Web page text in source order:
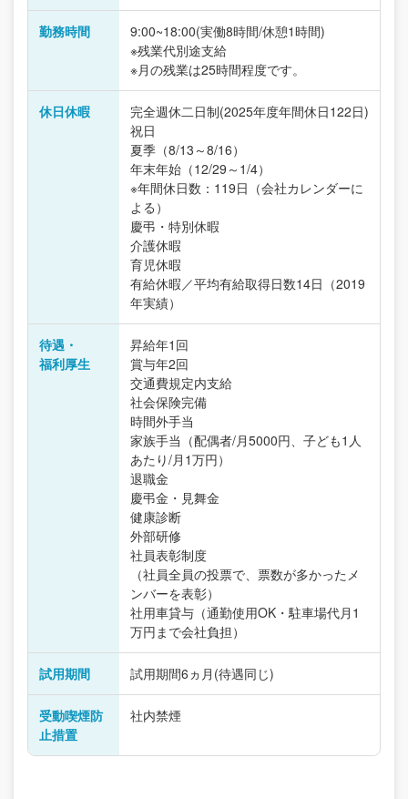
勤務時間
9:00~18:00(実働8時間/休憩1時間)
※残業代別途支給
※月の残業は25時間程度です。
休日休暇
完全週休二日制(2025年度年間休日122日)
祝日
夏季（8/13～8/16）
年末年始（12/29～1/4）
※年間休日数：119日（会社カレンダーに
よる）
慶弔・特別休暇
介護休暇
育児休暇
有給休暇／平均有給取得日数14日（2019
年実績）
待遇・
福利厚生
昇給年1回
賞与年2回
交通費規定内支給
社会保険完備
時間外手当
家族手当（配偶者/月5000円、子ども1人
あたり/月1万円）
退職金
慶弔金・見舞金
健康診断
外部研修
社員表彰制度
（社員全員の投票で、票数が多かったメ
ンバーを表彰）
社用車貸与（通勤使用OK・駐車場代月1
万円まで会社負担）
試用期間 試用期間6ヵ月(待遇同じ)
受動喫煙防
止措置
社内禁煙